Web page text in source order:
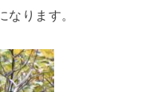
なります。